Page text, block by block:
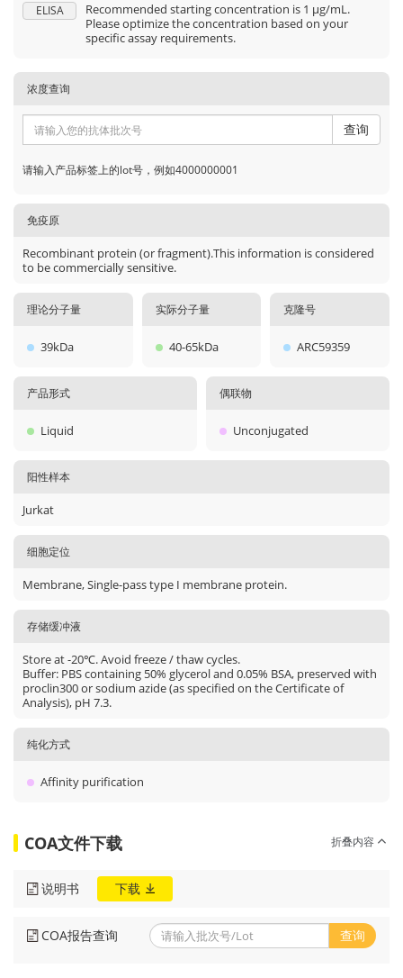
ELISA
Recommended starting concentration is 1 μg/mL.
Please optimize the concentration based on your
specific assay requirements.
浓度查询
查询
请输入产品标签上的lot号，例如4000000001
免疫原
Recombinant protein (or fragment).This information is considered
to be commercially sensitive.
理论分子量
39kDa
实际分子量
40-65kDa
克隆号
ARC59359
产品形式
Liquid
偶联物
Unconjugated
阳性样本
Jurkat
细胞定位
Membrane, Single-pass type I membrane protein.
存储缓冲液
Store at -20℃. Avoid freeze / thaw cycles.
Buffer: PBS containing 50% glycerol and 0.05% BSA, preserved with
proclin300 or sodium azide (as specified on the Certificate of
Analysis), pH 7.3.
纯化方式
Affinity purification
COA文件下载 折叠内容
说明书 下载
COA报告查询 查询